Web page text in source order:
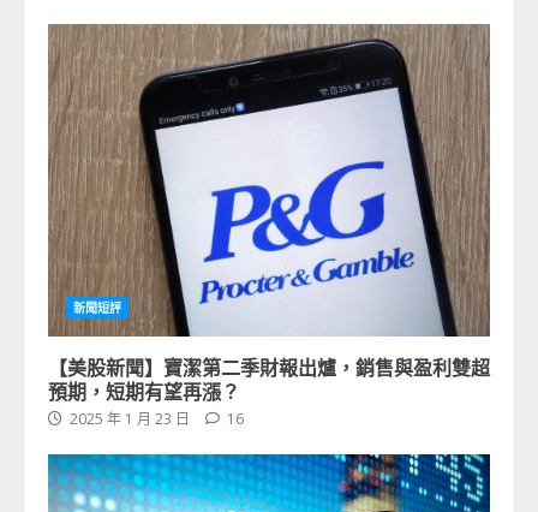
新聞短評
【美股新聞】寶潔第二季財報出爐，銷售與盈利雙超
預期，短期有望再漲？
2025 年 1 月 23 日 16